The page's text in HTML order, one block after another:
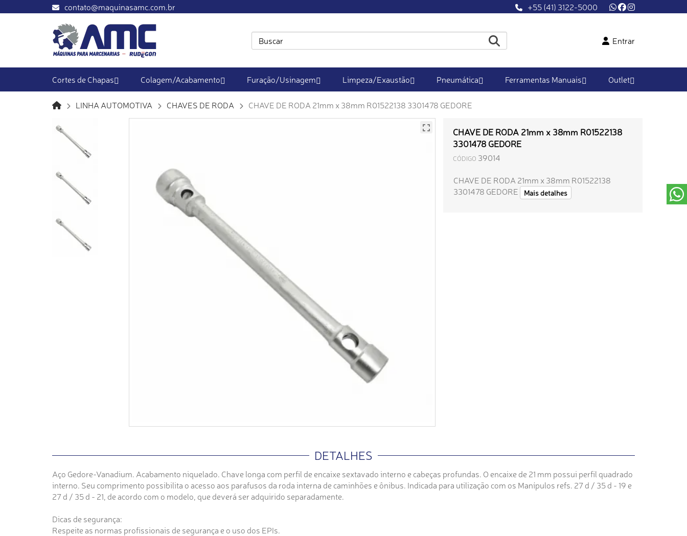
contato@maquinasamc.com.br +55 (41) 3122-5000
Entrar
Cortes de Chapas Colagem/Acabamento Furação/Usinagem Limpeza/Exaustão Pneumática Ferramentas Manuais Outlet
LINHA AUTOMOTIVA CHAVES DE RODA CHAVE DE RODA 21mm x 38mm R01522138 3301478 GEDORE
CHAVE DE RODA 21mm x 38mm R01522138
3301478 GEDORE
CÓDIGO 39014
CHAVE DE RODA 21mm x 38mm R01522138
3301478 GEDORE
Mais detalhes
DETALHES
Aço Gedore-Vanadium. Acabamento niquelado. Chave longa com perfil de encaixe sextavado interno e cabeças profundas. O encaixe de 21 mm possui perfil quadrado
interno. Seu comprimento possibilita o acesso aos parafusos da roda interna de caminhões e ônibus. Indicada para utilização com os Manípulos refs. 27 d / 35 d - 19 e
27 d / 35 d - 21, de acordo com o modelo, que deverá ser adquirido separadamente.
Dicas de segurança:
Respeite as normas profissionais de segurança e o uso dos EPIs.